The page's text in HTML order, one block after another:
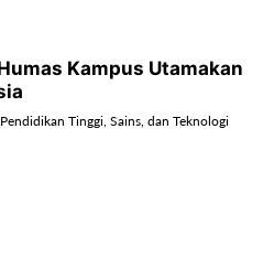
Kampus Utamakan
Tinggi, Sains, dan Teknologi